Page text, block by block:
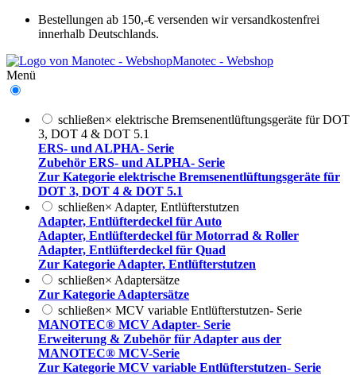
Bestellungen ab 150,-€ versenden wir versandkostenfrei
innerhalb Deutschlands.
Manotec - Webshop
Menü
schließen× elektrische Bremsenentlüftungsgeräte für DOT
3, DOT 4 & DOT 5.1
ERS- und ALPHA- Serie
Zubehör ERS- und ALPHA- Serie
Zur Kategorie elektrische Bremsenentlüftungsgeräte für
DOT 3, DOT 4 & DOT 5.1
schließen× Adapter, Entlüfterstutzen
Adapter, Entlüfterdeckel für Auto
Adapter, Entlüfterdeckel für Motorrad & Roller
Adapter, Entlüfterdeckel für Quad
Zur Kategorie Adapter, Entlüfterstutzen
schließen× Adaptersätze
Zur Kategorie Adaptersätze
schließen× MCV variable Entlüfterstutzen- Serie
MANOTEC® MCV Adapter- Serie
Erweiterung & Zubehör für Adapter aus der
MANOTEC® MCV-Serie
Zur Kategorie MCV variable Entlüfterstutzen- Serie